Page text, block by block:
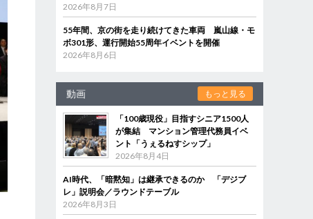
2026年8月7日
55年間、京の街を走り続けてきた車両 嵐山線・モ
ボ301形、運行開始55周年イベントを開催
2026年8月6日
動画 もっと見る
「100歳現役」目指すシニア1500人
が集結 マンション管理代務員イベ
ント「うぇるねすシップ」
2026年8月4日
AI時代、「暗黙知」は継承できるのか 「デジブ
レ」説明会／ラウンドテーブル
2026年8月3日